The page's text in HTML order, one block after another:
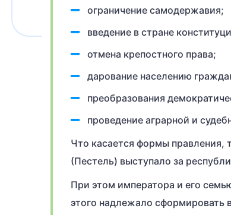
ограничение самодержавия;
введение в стране
отмена крепостного права;
дарование населению
преобразования
проведение аграрной и
Что касается формы правления,
(Пестель) выступало за
При этом императора и его
этого надлежало сформировать